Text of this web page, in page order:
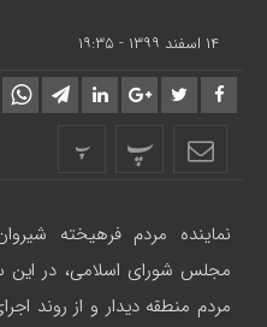
۱۴ اسفند ۱۳۹۹ - ۱۹:۳۵
پ پ
نماینده مردم فرهیخته
مجلس شورای اسلامی، در این
مردم منطقه دیدار و از روند